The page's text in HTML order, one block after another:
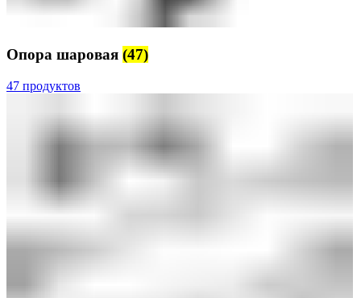
Опора шаровая (47)
47 продуктов